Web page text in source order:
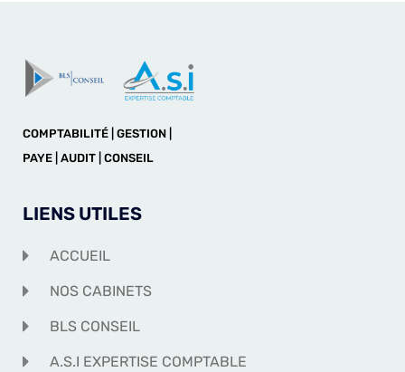
COMPTABILITÉ | GESTION |
PAYE | AUDIT | CONSEIL
LIENS UTILES
ACCUEIL
NOS CABINETS
BLS CONSEIL
A.S.I EXPERTISE COMPTABLE